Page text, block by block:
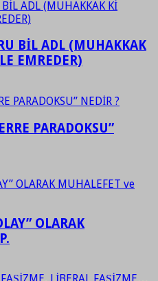
BİL ADL (MUHAKKAK
EMREDER)
PARADOKSU”
OLARAK